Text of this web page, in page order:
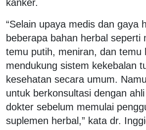
kanker.
“Selain upaya medis dan gaya
beberapa bahan herbal seperti
temu putih, meniran, dan temu
mendukung sistem kekebalan
kesehatan secara umum.
untuk berkonsultasi dengan
dokter sebelum memulai
suplemen herbal,” kata dr.